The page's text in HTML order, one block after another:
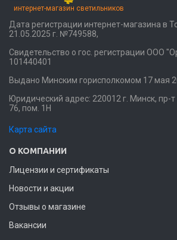
интернет-магазин светильников
Дата регистрации интернет-магазина в
21.05.2025 г. №749588,
Свидетельство о гос. регистрации ООО
101440401
Выдано Минским горисполкомом 17 мая
Юридический адрес: 220012 г. Минск, пр-
76, пом. 1Н
Карта сайта
О КОМПАНИИ
Лицензии и сертификаты
Новости и акции
Отзывы о магазине
Вакансии